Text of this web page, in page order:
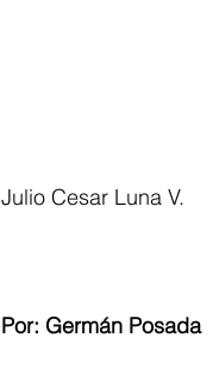
Julio Cesar Luna V.
Por: Germán Posada